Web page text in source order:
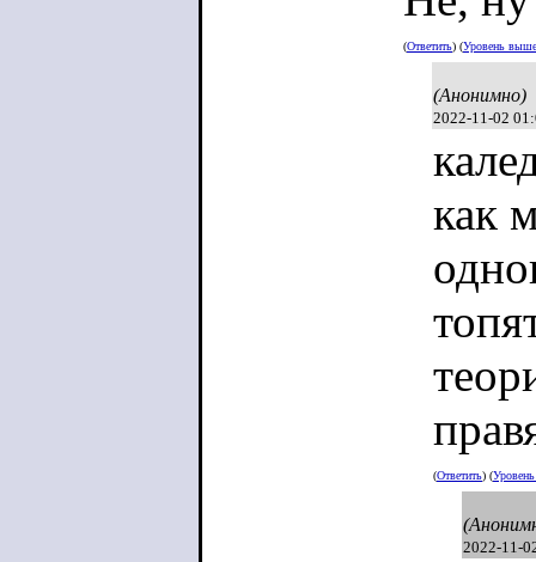
(Ответить) (Уровень выше
(Анонимно)
2022-11-02
как
(Ответить) (
2022-11-